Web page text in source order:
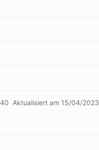
Aktualisiert am 15/04/2023